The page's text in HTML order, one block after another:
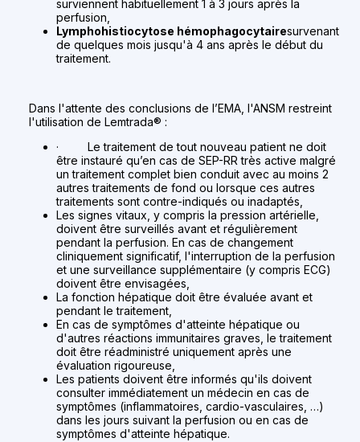
surviennent habituellement 1 à 3 jours après la
perfusion,
Lymphohistiocytose hémophagocytairesurvenant
de quelques mois jusqu'à 4 ans après le début du
traitement.
Dans l'attente des conclusions de l’EMA, l'ANSM restreint
l'utilisation de Lemtrada® :
· Le traitement de tout nouveau patient ne doit
être instauré qu’en cas de SEP-RR très active malgré
un traitement complet bien conduit avec au moins 2
autres traitements de fond ou lorsque ces autres
traitements sont contre-indiqués ou inadaptés,
Les signes vitaux, y compris la pression artérielle,
doivent être surveillés avant et régulièrement
pendant la perfusion. En cas de changement
cliniquement significatif, l'interruption de la perfusion
et une surveillance supplémentaire (y compris ECG)
doivent être envisagées,
La fonction hépatique doit être évaluée avant et
pendant le traitement,
En cas de symptômes d'atteinte hépatique ou
d'autres réactions immunitaires graves, le traitement
doit être réadministré uniquement après une
évaluation rigoureuse,
Les patients doivent être informés qu'ils doivent
consulter immédiatement un médecin en cas de
symptômes (inflammatoires, cardio-vasculaires, …)
dans les jours suivant la perfusion ou en cas de
symptômes d'atteinte hépatique.